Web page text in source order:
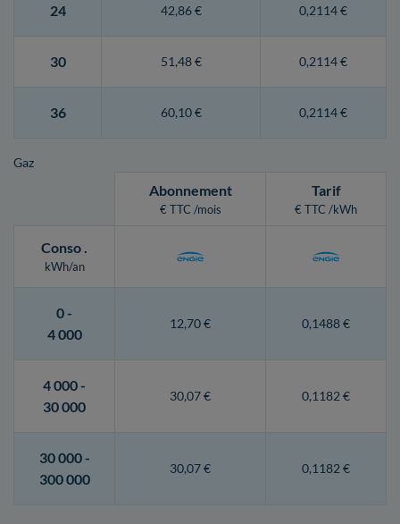
24 42,86 € 0,2114 €
30 51,48 € 0,2114 €
36 60,10 € 0,2114 €
Gaz
Abonnement
€ TTC /mois
Tarif
€ TTC /kWh
Conso.
kWh/an
0 -
4 000
12,70 € 0,1488 €
4 000 -
30 000
30,07 € 0,1182 €
30 000 -
300 000
30,07 € 0,1182 €